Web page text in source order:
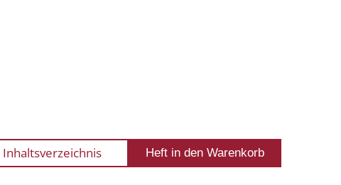
Inhaltsverzeichnis